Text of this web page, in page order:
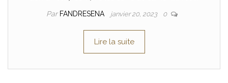
Par FANDRESENA janvier 20, 2023 0
Lire la suite